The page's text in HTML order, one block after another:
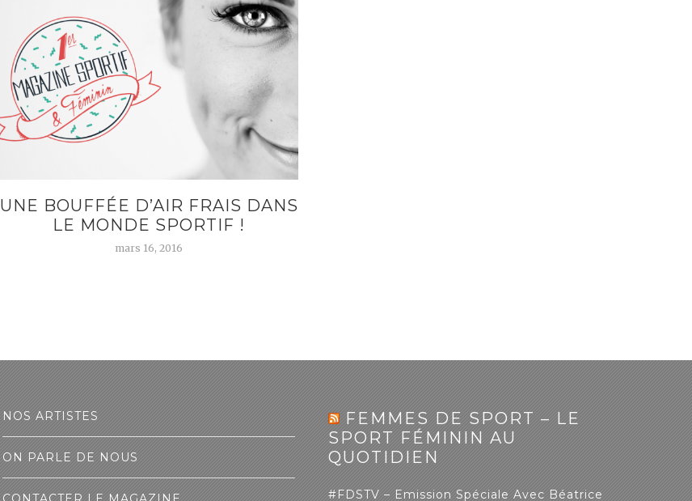
UNE BOUFFÉE D’AIR FRAIS DANS
LE MONDE SPORTIF !
mars 16, 2016
NOS ARTISTES
ON PARLE DE NOUS
FEMMES DE SPORT – LE
SPORT FÉMININ AU
QUOTIDIEN
#FDSTV – Emission Spéciale Avec Béatrice